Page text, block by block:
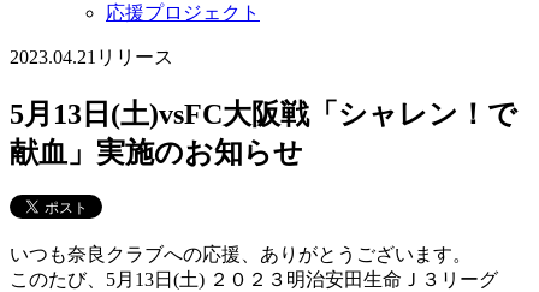
応援プロジェクト
2023.04.21 リリース
5月13日(土)vsFC大阪戦「シャレン！で
献血」実施のお知らせ
いつも奈良クラブへの応援、ありがとうございます。
このたび、5月13日(土) ２０２３明治安田生命Ｊ３リーグ